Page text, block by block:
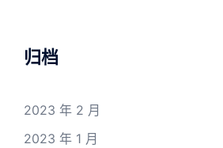
归档
2023 年 2 月
2023 年 1 月